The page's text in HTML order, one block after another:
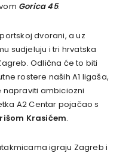
Gorica 45.
dvorani, a uz
sudjeluju i tri hrvatska
Odlična će to biti
rostere naših A1 ligaša,
napraviti ambiciozni
A2 Centar pojačao s
Krasićem.
igraju Zagreb i